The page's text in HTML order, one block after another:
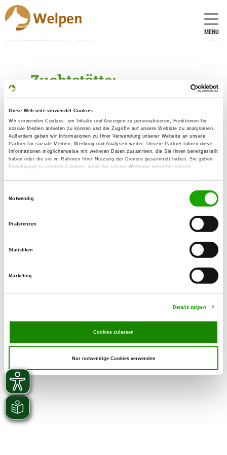
Diese Webseite verwendet Cookies
Wir verwenden Cookies, um Inhalte und Anzeigen zu personalisieren, Funktionen für
soziale Medien anbieten zu können und die Zugriffe auf unsere Website zu analysieren.
Außerdem geben wir Informationen zu Ihrer Verwendung unserer Website an unsere
Partner für soziale Medien, Werbung und Analysen weiter. Unsere Partner führen diese
Informationen möglicherweise mit weiteren Daten zusammen, die Sie ihnen bereitgestellt
haben oder die sie im Rahmen Ihrer Nutzung der Dienste gesammelt haben. Sie geben
Einwilligung zu unseren Cookies, wenn Sie unsere Webseite weiterhin nutzen.
Notwendig
Präferenzen
Statistiken
Marketing
Details zeigen
Cookies zulassen
Nur notwendige Cookies verwenden
MENU
Zuchtstätte:
vom Grenzrasen
Gründungsdatum: 23.09.1981
Críador
Artur Stark
Ringstr. 14